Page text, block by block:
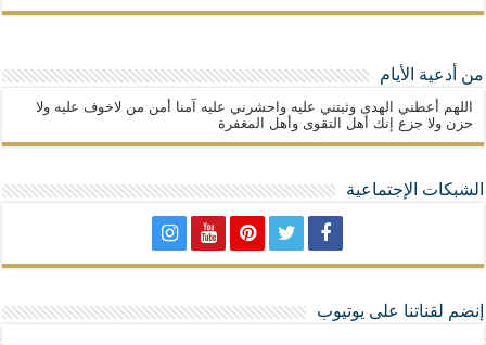
من أدعية الأيام
اللهم أعطني الهدى وثبتني عليه واحشرني عليه آمنا أمن من لاخوف عليه ولا
حزن ولا جزع إنك أهل التقوى وأهل المغفرة
الشبكات الإجتماعية
إنضم لقناتنا على يوتيوب